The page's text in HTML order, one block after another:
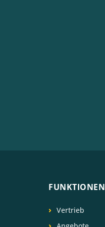
FUNKTIONEN
Vertrieb